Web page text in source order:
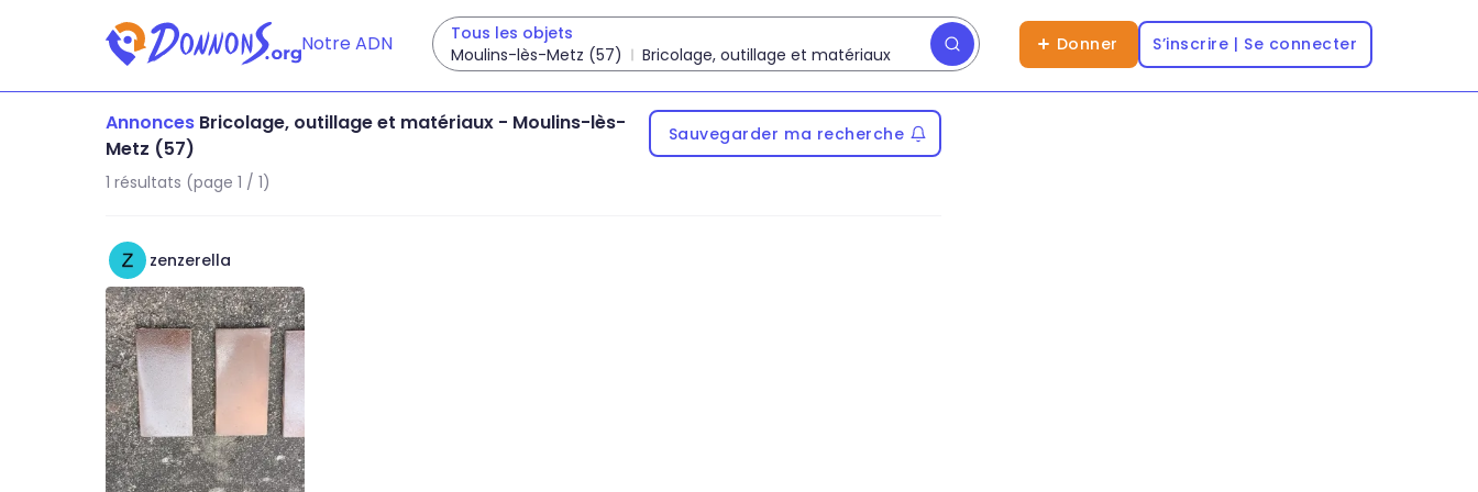
Notre ADN
Tous les objets
Moulins-lès-Metz (57)
Bricolage, outillage et matériaux Donner S’inscrire | Se connecter
Annonces Bricolage, outillage et matériaux - Moulins-lès-
Metz (57)
Sauvegarder ma recherche
1 résultats (page 1 / 1)
zenzerella